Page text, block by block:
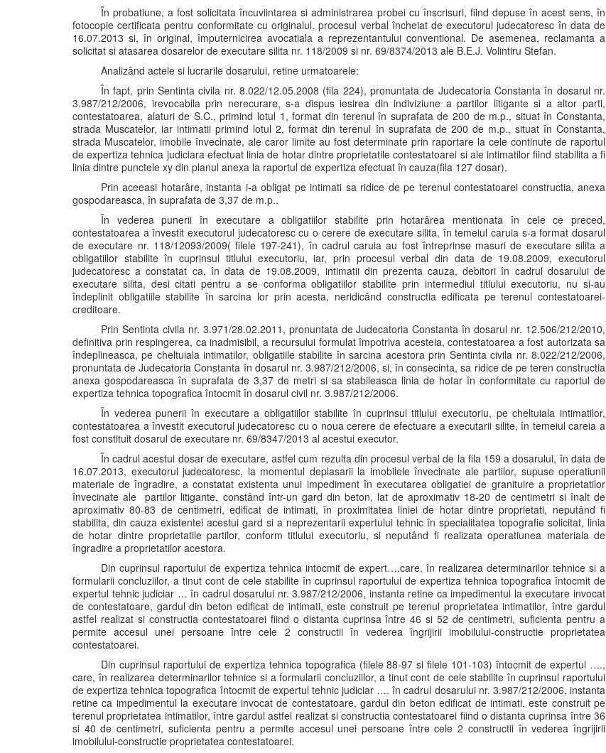
În probatiune, a fost solicitata încuviintarea si administrarea probei cu înscrisuri, fiind depuse în acest sens, în
fotocopie certificata pentru conformitate cu originalul, procesul verbal încheiat de executorul judecatoresc în data de
16.07.2013 si, în original, împuternicirea avocatiala a reprezentantului conventional. De asemenea, reclamanta a
solicitat si atasarea dosarelor de executare silita nr. 118/2009 si nr. 69/8374/2013 ale B.E.J. Volintiru Stefan.
Analizând actele si lucrarile dosarului, retine urmatoarele:
În fapt, prin Sentinta civila nr. 8.022/12.05.2008 (fila 224), pronuntata de Judecatoria Constanta în dosarul nr.
3.987/212/2006, irevocabila prin nerecurare, s-a dispus iesirea din indiviziune a partilor litigante si a altor parti,
contestatoarea, alaturi de S.C., primind lotul 1, format din terenul în suprafata de 200 de m.p., situat în Constanta,
strada Muscatelor, iar intimatii primind lotul 2, format din terenul în suprafata de 200 de m.p., situat în Constanta,
strada Muscatelor, imobile învecinate, ale caror limite au fost determinate prin raportare la cele continute de raportul
de expertiza tehnica judiciara efectuat linia de hotar dintre proprietatile contestatoarei si ale intimatilor fiind stabilita a fi
linia dintre punctele xy din planul anexa la raportul de expertiza efectuat în cauza(fila 127 dosar).
Prin aceeasi hotarâre, instanta i-a obligat pe intimati sa ridice de pe terenul contestatoarei constructia, anexa
gospodareasca, în suprafata de 3,37 de m.p..
În vederea punerii în executare a obligatiilor stabilite prin hotarârea mentionata în cele ce preced,
contestatoarea a învestit executorul judecatoresc cu o cerere de executare silita, în temeiul caruia s-a format dosarul
de executare nr. 118/12093/2009( filele 197-241), în cadrul caruia au fost întreprinse masuri de executare silita a
obligatiilor stabilite în cuprinsul titlului executoriu, iar, prin procesul verbal din data de 19.08.2009, executorul
judecatoresc a constatat ca, în data de 19.08.2009, intimatii din prezenta cauza, debitori în cadrul dosarului de
executare silita, desi citati pentru a se conforma obligatiilor stabilite prin intermediul titlului executoriu, nu si-au
îndeplinit obligatiile stabilite în sarcina lor prin acesta, neridicând constructia edificata pe terenul contestatoarei-
creditoare.
Prin Sentinta civila nr. 3.971/28.02.2011, pronuntata de Judecatoria Constanta în dosarul nr. 12.506/212/2010,
definitiva prin respingerea, ca inadmisibil, a recursului formulat împotriva acesteia, contestatoarea a fost autorizata sa
îndeplineasca, pe cheltuiala intimatilor, obligatiile stabilite în sarcina acestora prin Sentinta civila nr. 8.022/212/2006,
pronuntata de Judecatoria Constanta în dosarul nr. 3.987/212/2006, si, în consecinta, sa ridice de pe teren constructia
anexa gospodareasca în suprafata de 3,37 de metri si sa stabileasca linia de hotar în conformitate cu raportul de
expertiza tehnica topografica întocmit în dosarul civil nr. 3.987/212/2006.
În vederea punerii în executare a obligatiilor stabilite în cuprinsul titlului executoriu, pe cheltuiala intimatilor,
contestatoarea a învestit executorul judecatoresc cu o noua cerere de efectuare a executarii silite, în temeiul careia a
fost constituit dosarul de executare nr. 69/8347/2013 al acestui executor.
În cadrul acestui dosar de executare, astfel cum rezulta din procesul verbal de la fila 159 a dosarului, în data de
16.07.2013, executorul judecatoresc, la momentul deplasarii la imobilele învecinate ale partilor, supuse operatiunii
materiale de îngradire, a constatat existenta unui impediment în executarea obligatiei de granituire a proprietatilor
învecinate ale partilor litigante, constând într-un gard din beton, lat de aproximativ 18-20 de centimetri si înalt de
aproximativ 80-83 de centimetri, edificat de intimati, în proximitatea liniei de hotar dintre proprietati, neputând fi
stabilita, din cauza existentei acestui gard si a neprezentarii expertului tehnic în specialitatea topografie solicitat, linia
de hotar dintre proprietatile partilor, conform titlului executoriu, si neputând fi realizata operatiunea materiala de
îngradire a proprietatilor acestora.
Din cuprinsul raportului de expertiza tehnica intocmit de expert….care, în realizarea determinarilor tehnice si a
formularii concluziilor, a tinut cont de cele stabilite în cuprinsul raportului de expertiza tehnica topografica întocmit de
expertul tehnic judiciar … în cadrul dosarului nr. 3.987/212/2006, instanta retine ca impedimentul la executare invocat
de contestatoare, gardul din beton edificat de intimati, este construit pe terenul proprietatea intimatilor, între gardul
astfel realizat si constructia contestatoarei fiind o distanta cuprinsa între 46 si 52 de centimetri, suficienta pentru a
permite accesul unei persoane între cele 2 constructii în vederea îngrijirii imobilului-constructie proprietatea
contestatoarei.
Din cuprinsul raportului de expertiza tehnica topografica (filele 88-97 si filele 101-103) întocmit de expertul ….,
care, în realizarea determinarilor tehnice si a formularii concluziilor, a tinut cont de cele stabilite în cuprinsul raportului
de expertiza tehnica topografica întocmit de expertul tehnic judiciar …. în cadrul dosarului nr. 3.987/212/2006, instanta
retine ca impedimentul la executare invocat de contestatoare, gardul din beton edificat de intimati, este construit pe
terenul proprietatea intimatilor, între gardul astfel realizat si constructia contestatoarei fiind o distanta cuprinsa între 36
si 40 de centimetri, suficienta pentru a permite accesul unei persoane între cele 2 constructii în vederea îngrijirii
imobilului-constructie proprietatea contestatoarei.